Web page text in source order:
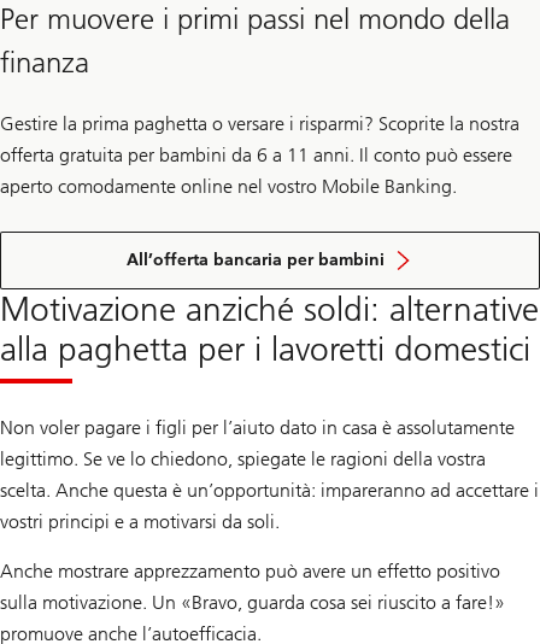
Per muovere i primi passi nel mondo della
finanza
Gestire la prima paghetta o versare i risparmi? Scoprite la nostra
offerta gratuita per bambini da 6 a 11 anni. Il conto può essere
aperto comodamente online nel vostro Mobile Banking.
All’offerta bancaria per bambini
Motivazione anziché soldi: alternative
alla paghetta per i lavoretti domestici
Non voler pagare i figli per l’aiuto dato in casa è assolutamente
legittimo. Se ve lo chiedono, spiegate le ragioni della vostra
scelta. Anche questa è un’opportunità: impareranno ad accettare i
vostri principi e a motivarsi da soli.
Anche mostrare apprezzamento può avere un effetto positivo
sulla motivazione. Un «Bravo, guarda cosa sei riuscito a fare!»
promuove anche l’autoefficacia.